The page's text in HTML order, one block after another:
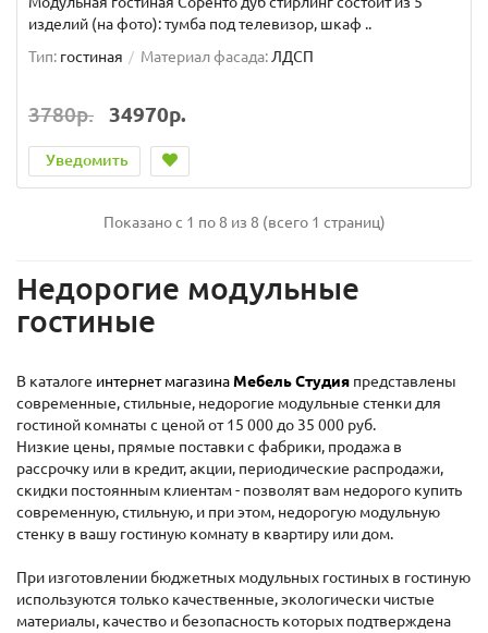
изделий (на фото): тумба под телевизор, шкаф ..
Тип: гостиная Материал фасада:ЛДСП
3780р. 34970р.
Уведомить
Показано с 1 по 8 из 8 (всего 1 страниц)
Недорогие модульные
гостиные
В каталоге интернет магазинаМебель Студия представлены
современные, стильные, недорогие модульные стенки для
гостиной комнаты с ценой от 15 000 до 35 000 руб.
Низкие цены, прямые поставки с фабрики, продажа в
рассрочку или в кредит, акции, периодические распродажи,
скидки постоянным клиентам - позволят вам недорого купить
современную, стильную, и при этом, недорогую модульную
стенку в вашу гостиную комнату в квартиру или дом.
При изготовлении бюджетных модульных гостиных в гостиную
используются только качественные, экологически чистые
материалы, качество и безопасность которых подтверждена